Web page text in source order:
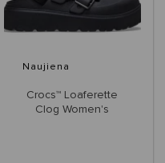
Naujiena
Crocs™ Loaferette
Clog Women's